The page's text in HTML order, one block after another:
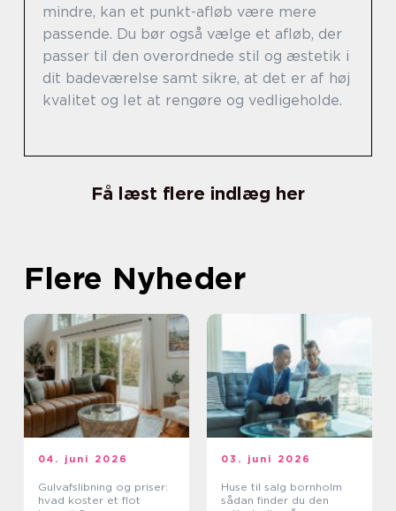
mindre, kan et punkt-afløb være mere
passende. Du bør også vælge et afløb, der
passer til den overordnede stil og æstetik i
dit badeværelse samt sikre, at det er af høj
kvalitet og let at rengøre og vedligeholde.
Få læst flere indlæg her
Flere Nyheder
04. juni 2026
Gulvafslibning og priser:
hvad koster et flot
03. juni 2026
Huse til salg bornholm
sådan finder du den